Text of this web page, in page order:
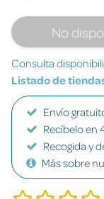
No
Consulta
Listado de
Envío
Recíbelo en
Recogida y
Más sobre